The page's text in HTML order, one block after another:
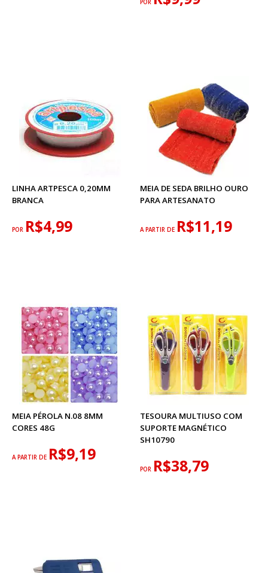
POR
LINHA ARTPESCA 0,20MM
BRANCA
POR R$4,99
MEIA DE SEDA BRILHO OURO
PARA ARTESANATO
A PARTIR DE R$11,19
MEIA PÉROLA N.08 8MM
CORES 48G
A PARTIR DE R$9,19
TESOURA MULTIUSO COM
SUPORTE MAGNÉTICO
SH10790
POR R$38,79